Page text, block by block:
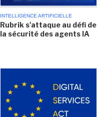
INTELLIGENCE ARTIFICIELLE
Rubrik s'attaque au défi de
la sécurité des agents IA